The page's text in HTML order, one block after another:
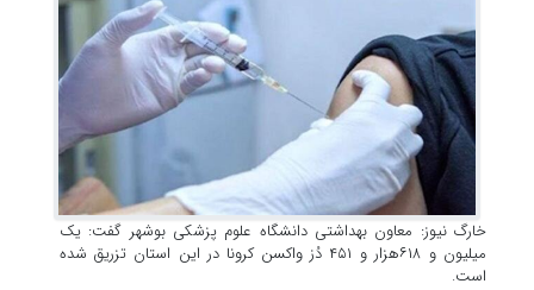
خارگ نیوز: معاون بهداشتی دانشگاه علوم پزشکی بوشهر گفت: یک
میلیون و ۶۱۸هزار و ۴۵۱ دُز واکسن کرونا در این استان تزریق شده
است.